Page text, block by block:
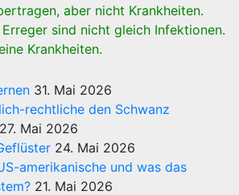
aber nicht Krankheiten.
sind nicht gleich Infektionen.
Krankheiten.
31. Mai 2026
rechtliche den Schwanz
27. Mai 2026
24. Mai 2026
amerikanische und was das
21. Mai 2026